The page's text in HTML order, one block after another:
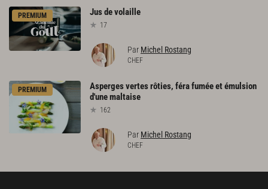
PREMIUM Jusdevolaille
17
Par Michel Rostang
CHEF
PREMIUM Aspergesvertesrôties, férafuméeetémulsion
d'unemaltaise
162
Par Michel Rostang
CHEF